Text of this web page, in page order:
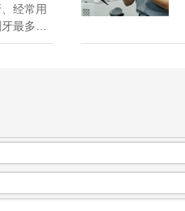
经常用
最多清
病是牙周